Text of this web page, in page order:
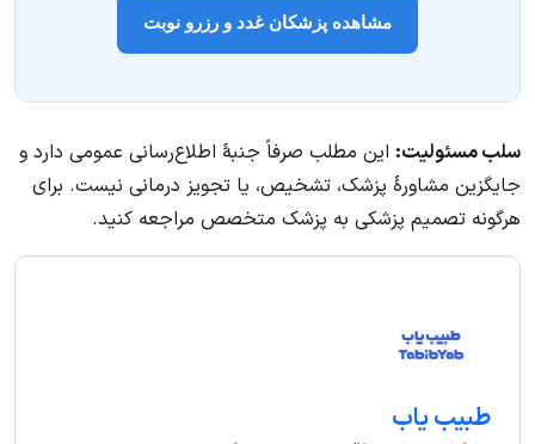
مشاهده پزشکان غدد و رزرو نوبت
سلب مسئولیت: این مطلب صرفاً جنبهٔ اطلاع‌رسانی عمومی دارد و
جایگزین مشاورهٔ پزشک، تشخیص، یا تجویز درمانی نیست. برای
هرگونه تصمیم پزشکی به پزشک متخصص مراجعه کنید.
طبیب یاب